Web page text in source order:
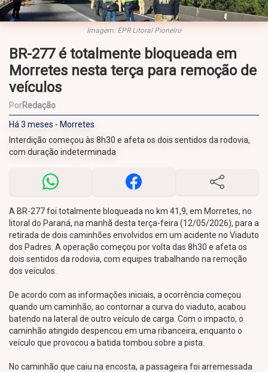
Imagem: EPR Litoral Pioneiro
BR-277 é totalmente bloqueada em
Morretes nesta terça para remoção de
veículos
PorRedação
Há 3 meses - Morretes
Interdição começou às 8h30 e afeta os dois sentidos da rodovia,
com duração indeterminada
A BR-277 foi totalmente bloqueada no km 41,9, em Morretes, no
litoral do Paraná, na manhã desta terça-feira (12/05/2026), para a
retirada de dois caminhões envolvidos em um acidente no Viaduto
dos Padres. A operação começou por volta das 8h30 e afeta os
dois sentidos da rodovia, com equipes trabalhando na remoção
dos veículos.
De acordo com as informações iniciais, a ocorrência começou
quando um caminhão, ao contornar a curva do viaduto, acabou
batendo na lateral de outro veículo de carga. Com o impacto, o
caminhão atingido despencou em uma ribanceira, enquanto o
veículo que provocou a batida tombou sobre a pista.
No caminhão que caiu na encosta, a passageira foi arremessada